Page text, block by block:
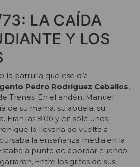
LA CAÍDA
Y LOS
la patrulla que ese día
Pedro Rodríguez Ceballos,
Trenes. En el andén, Manuel
de su mamá, su abuela, su
Eran las 8:00 y en sólo unos
que lo llevaría de vuelta a
la enseñanza media en la
a punto de abordar cuando
Entre los gritos de sus